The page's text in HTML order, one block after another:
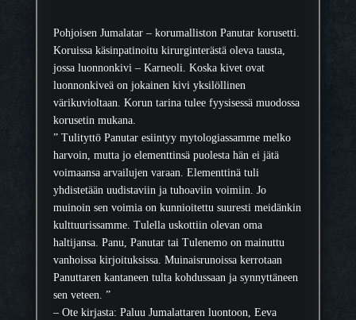
i
m
ä
ä
r
ä
Pohjoisen Jumalatar – korumalliston Panutar korusetti.
Koruissa käsinpatinoitu kirurginterästä oleva tausta,
jossa luonnonkivi – Karneoli. Koska kivet ovat
luonnonkiveä on jokainen kivi yksilöllinen
värikuvioltaan. Korun tarina tulee fyysisessä muodossa
korusetin mukana.
” Tulityttö Panutar esiintyy mytologiassamme melko
harvoin, mutta jo elementtinsä puolesta hän ei jätä
voimaansa arvailujen varaan. Elementtinä tuli
yhdistetään uudistaviin ja tuhoaviin voimiin. Jo
muinoin sen voimia on kunnioitettu suuresti meidänkin
kulttuurissamme. Tulella uskottiin olevan oma
haltijansa. Panu, Panutar tai Tulenemo on mainuttu
vanhoissa kirjoituksissa. Muinaisrunoissa kerrotaan
Panuttaren kantaneen tulta kohdussaan ja synnyttäneen
sen veteen. ”
– Ote kirjasta: Paluu Jumalattaren luontoon, Eeva